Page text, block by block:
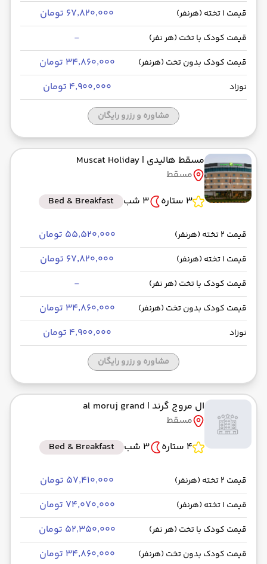
قیمت 1 تخته (هرنفر) ۶۷٬۸۲۰٬۰۰۰ تومان
قیمت کودک با تخت (هر نفر) -
قیمت کودک بدون تخت (هرنفر) ۳۴٬۸۶۰٬۰۰۰ تومان
نوزاد ۴٬۹۰۰٬۰۰۰ تومان
مشاوره و رزرو رایگان
مسقط هالیدی | Muscat Holiday
مسقط
3 ستاره
3 شب Bed & Breakfast
قیمت 2 تخته (هرنفر) ۵۵٬۵۲۰٬۰۰۰ تومان
قیمت 1 تخته (هرنفر) ۶۷٬۸۲۰٬۰۰۰ تومان
قیمت کودک با تخت (هر نفر) -
قیمت کودک بدون تخت (هرنفر) ۳۴٬۸۶۰٬۰۰۰ تومان
نوزاد ۴٬۹۰۰٬۰۰۰ تومان
مشاوره و رزرو رایگان
ال مروج گرند | al moruj grand
مسقط
4 ستاره
3 شب Bed & Breakfast
قیمت 2 تخته (هرنفر) ۵۷٬۴۱۰٬۰۰۰ تومان
قیمت 1 تخته (هرنفر) ۷۴٬۰۷۰٬۰۰۰ تومان
قیمت کودک با تخت (هر نفر) ۵۲٬۳۵۰٬۰۰۰ تومان
قیمت کودک بدون تخت (هرنفر) ۳۴٬۸۶۰٬۰۰۰ تومان